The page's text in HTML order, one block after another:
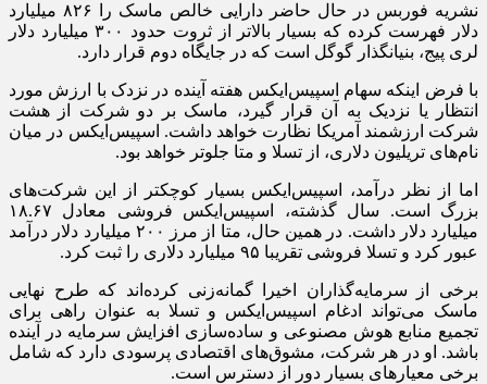
نشریه فوربس در حال حاضر دارایی خالص ماسک را ۸۲۶ میلیارد
دلار فهرست کرده که بسیار بالاتر از ثروت حدود ۳۰۰ میلیارد دلار
لری پیج، بنیانگذار گوگل است که در جایگاه دوم قرار دارد.
با فرض اینکه سهام اسپیس‌ایکس هفته آینده در نزدک با ارزش مورد
انتظار یا نزدیک به آن قرار گیرد، ماسک بر دو شرکت از هشت
شرکت ارزشمند آمریکا نظارت خواهد داشت. اسپیس‌ایکس در میان
نام‌های تریلیون دلاری، از تسلا و متا جلوتر خواهد بود.
اما از نظر درآمد، اسپیس‌ایکس بسیار کوچکتر از این شرکت‌های
بزرگ است. سال گذشته، اسپیس‌ایکس فروشی معادل ۱۸.۶۷
میلیارد دلار داشت. در همین حال، متا از مرز ۲۰۰ میلیارد دلار درآمد
عبور کرد و تسلا فروشی تقریبا ۹۵ میلیارد دلاری را ثبت کرد.
برخی از سرمایه‌گذاران اخیرا گمانه‌زنی کرده‌اند که طرح نهایی
ماسک می‌تواند ادغام اسپیس‌ایکس و تسلا به عنوان راهی برای
تجمیع منابع هوش مصنوعی و ساده‌سازی افزایش سرمایه در آینده
باشد. او در هر شرکت، مشوق‌های اقتصادی پرسودی دارد که شامل
برخی معیارهای بسیار دور از دسترس است.